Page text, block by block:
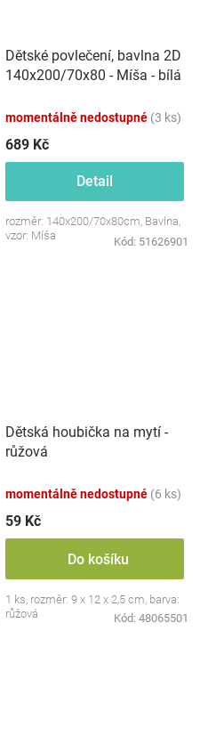
Dětské povlečení, bavlna 2D
140x200/70x80 - Míša - bílá
momentálně nedostupné (3 ks)
689 Kč
Detail
rozměr: 140x200/70x80cm, Bavlna,
vzor: Míša
Kód: 51626901
Dětská houbička na mytí -
růžová
momentálně nedostupné (6 ks)
59 Kč
Do košíku
1 ks, rozměr: 9 x 12 x 2,5 cm, barva:
růžová
Kód: 48065501